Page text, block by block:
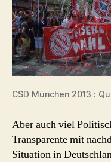
CSD München 2013 :
Aber auch viel
Transparente mit
Situation in